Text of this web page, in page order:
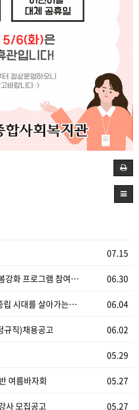
07.15
06.30
강화 프로그램 참여…
06.04
립 시대를 살아가는…
06.02
규직)채용공고
05.29
05.27
여름바자회
05.27
사 모집공고